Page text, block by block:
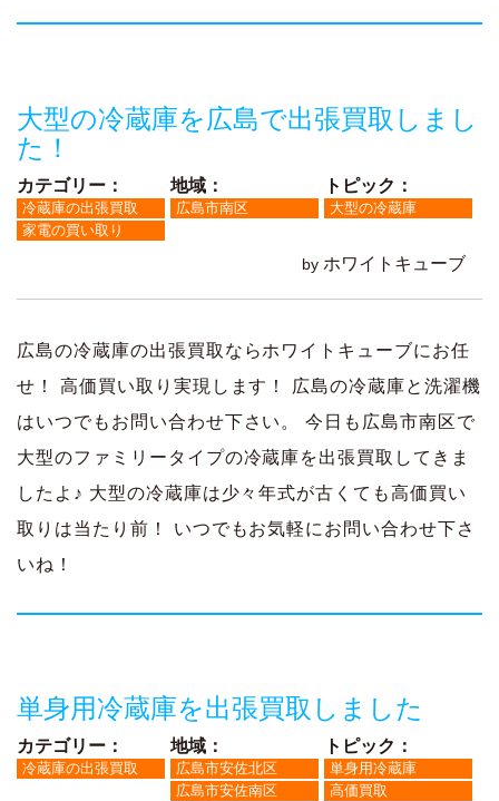
大型の冷蔵庫を広島で出張買取しまし
た！
カテゴリー：
冷蔵庫の出張買取
家電の買い取り
地域：
広島市南区
トピック：
大型の冷蔵庫
by ホワイトキューブ
広島の冷蔵庫の出張買取ならホワイトキューブにお任
せ！ 高価買い取り実現します！ 広島の冷蔵庫と洗濯機
はいつでもお問い合わせ下さい。 今日も広島市南区で
大型のファミリータイプの冷蔵庫を出張買取してきま
したよ♪ 大型の冷蔵庫は少々年式が古くても高価買い
取りは当たり前！ いつでもお気軽にお問い合わせ下さ
いね！
単身用冷蔵庫を出張買取しました
カテゴリー：
冷蔵庫の出張買取
地域：
広島市安佐北区
広島市安佐南区
トピック：
単身用冷蔵庫
高価買取